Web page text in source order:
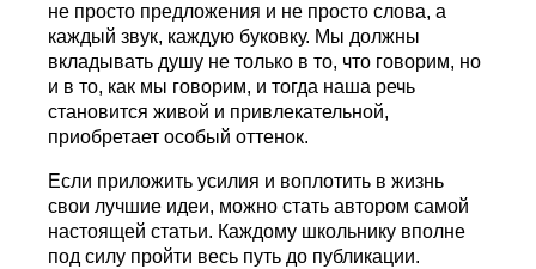
не просто предложения и не просто слова, а
каждый звук, каждую буковку. Мы должны
вкладывать душу не только в то, что говорим, но
и в то, как мы говорим, и тогда наша речь
становится живой и привлекательной,
приобретает особый оттенок.
Если приложить усилия и воплотить в жизнь
свои лучшие идеи, можно стать автором самой
настоящей статьи. Каждому школьнику вполне
под силу пройти весь путь до публикации.